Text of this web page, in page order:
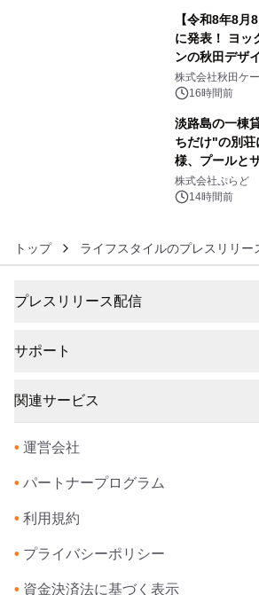
【令和8年8月
に発表！ ヨッ
ンの秋田デザ
秋田犬の子犬
るパッケージ
株式会社秋田ケ
16時間前
淡路島の一棟
ちだけ"の別荘
様、プールと
きで Villa Mon
素泊りプラン
株式会社ぷらど
14時間前
トップ ライフスタイルのプレスリリー
プレスリリース配信
サポート
関連サービス
• 運営会社
• パートナープログラム
• 利用規約
• プライバシーポリシー
• 資金決済法に基づく表示